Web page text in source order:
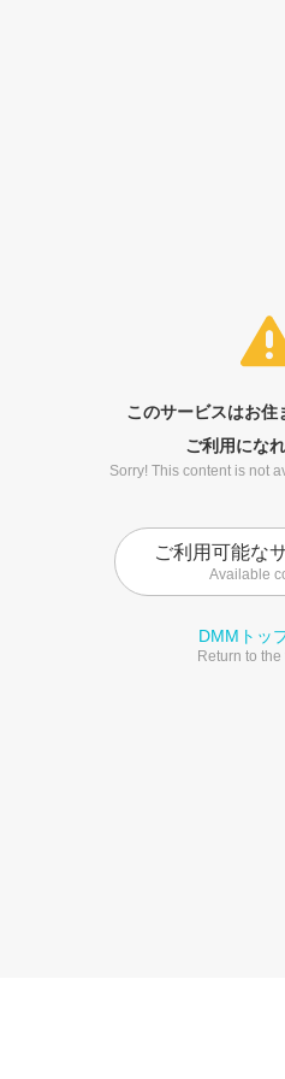
このサービスはお住
ご利用にな
Sorry! This content is not
ご利用可能な
Available
DMMトッ
Return to